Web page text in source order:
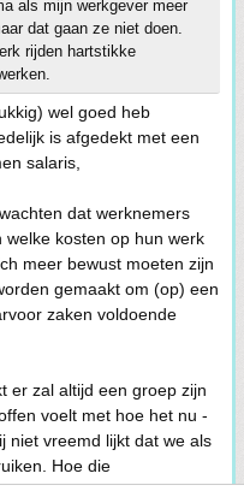
als mijn werkgever meer
dat gaan ze niet doen.
rijden hartstikke
wel goed heb
is afgedekt met een
salaris,
dat werknemers
kosten op hun werk
meer bewust moeten zijn
gemaakt om (op) een
zaken voldoende
er zal altijd een groep zijn
voelt met hoe het nu -
niet vreemd lijkt dat we als
Hoe die
ingewikkeld en alles in de